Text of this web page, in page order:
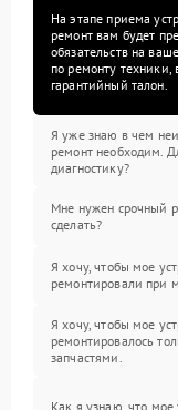
На этапе приема
ремонт вам будет
обязательств на
по ремонту техники,
гарантийный талон.
Я уже знаю в чем
ремонт необходим.
диагностику?
Мне нужен срочный
сделать?
Я хочу, чтобы мое
ремонтировали при
Я хочу, чтобы мое
ремонтировалось
запчастями.
Как я узнаю, что мое